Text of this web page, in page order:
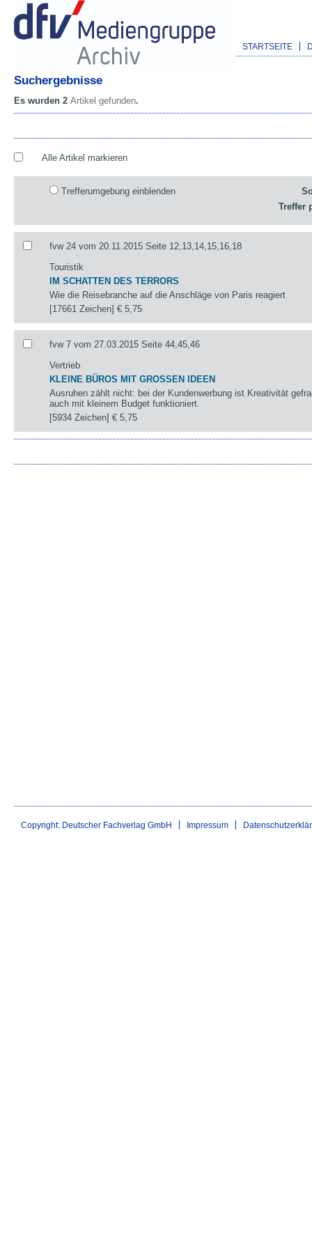
STARTSEITE
Suchergebnisse
Es wurden 2 Artikel gefunden.
Alle Artikel markieren
Trefferumgebung einblenden
Treffer
fvw 24 vom 20.11.2015 Seite 12,13,14,15,16,18
Touristik
IM SCHATTEN DES TERRORS
Wie die Reisebranche auf die Anschläge von Paris reagiert
[17661 Zeichen]€ 5,75
fvw 7 vom 27.03.2015 Seite 44,45,46
Vertrieb
KLEINE BÜROS MIT GROSSEN IDEEN
Ausruhen zählt nicht: bei der Kundenwerbung ist Kreativität
auch mit kleinem Budget funktioniert.
[5934 Zeichen]€ 5,75
Copyright: Deutscher Fachverlag GmbH Impressum